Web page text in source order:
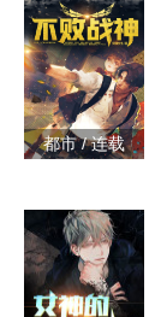
都市 / 连载